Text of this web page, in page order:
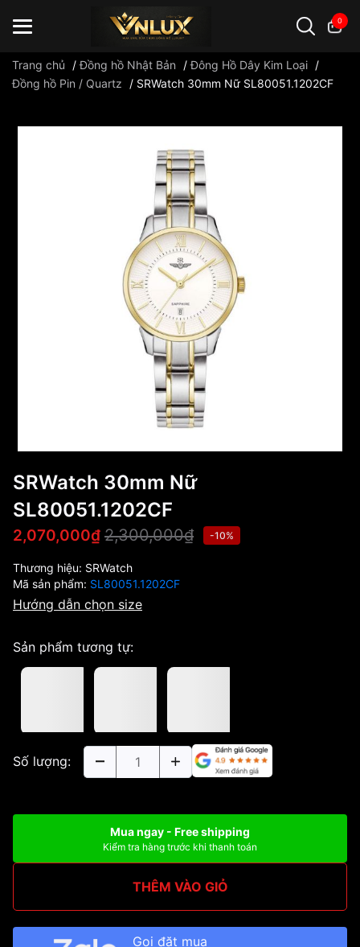
0
Trang chủ /Đồng hồ Nhật Bản /Đông Hồ Dây Kim Loại /
Đồng hồ Pin / Quartz
/ SRWatch 30mm Nữ SL80051.1202CF
SRWatch 30mm Nữ
SL80051.1202CF
2,070,000₫ 2,300,000₫ -10%
Thương hiệu: SRWatch
Mã sản phẩm: SL80051.1202CF
Hướng dẫn chọn size
Sản phẩm tương tự:
Số lượng:
Mua ngay - Free shipping
Kiểm tra hàng trước khi thanh toán
THÊM VÀO GIỎ
Gọi đặt mua